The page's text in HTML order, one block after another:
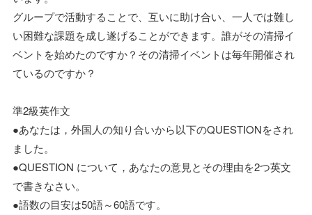
グループで活動することで、互いに助け合い、一人では難し
い困難な課題を成し遂げることができます。誰がその清掃イ
ベントを始めたのですか？その清掃イベントは毎年開催され
ているのですか？
準2級英作文
●あなたは，外国人の知り合いから以下のQUESTIONをされ
ました。
●QUESTION について，あなたの意見とその理由を2つ英文
で書きなさい。
●語数の目安は50語～60語です。